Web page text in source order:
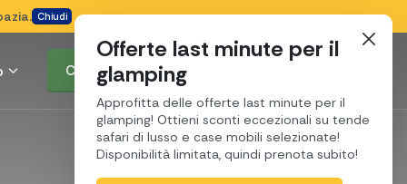
Offerte last minute per il
glamping
Approfitta delle offerte last minute per il
glamping! Ottieni sconti eccezionali su tende
safari di lusso e case mobili selezionate!
Disponibilità limitata, quindi prenota subito!
Chiudi
Cerca e prenota